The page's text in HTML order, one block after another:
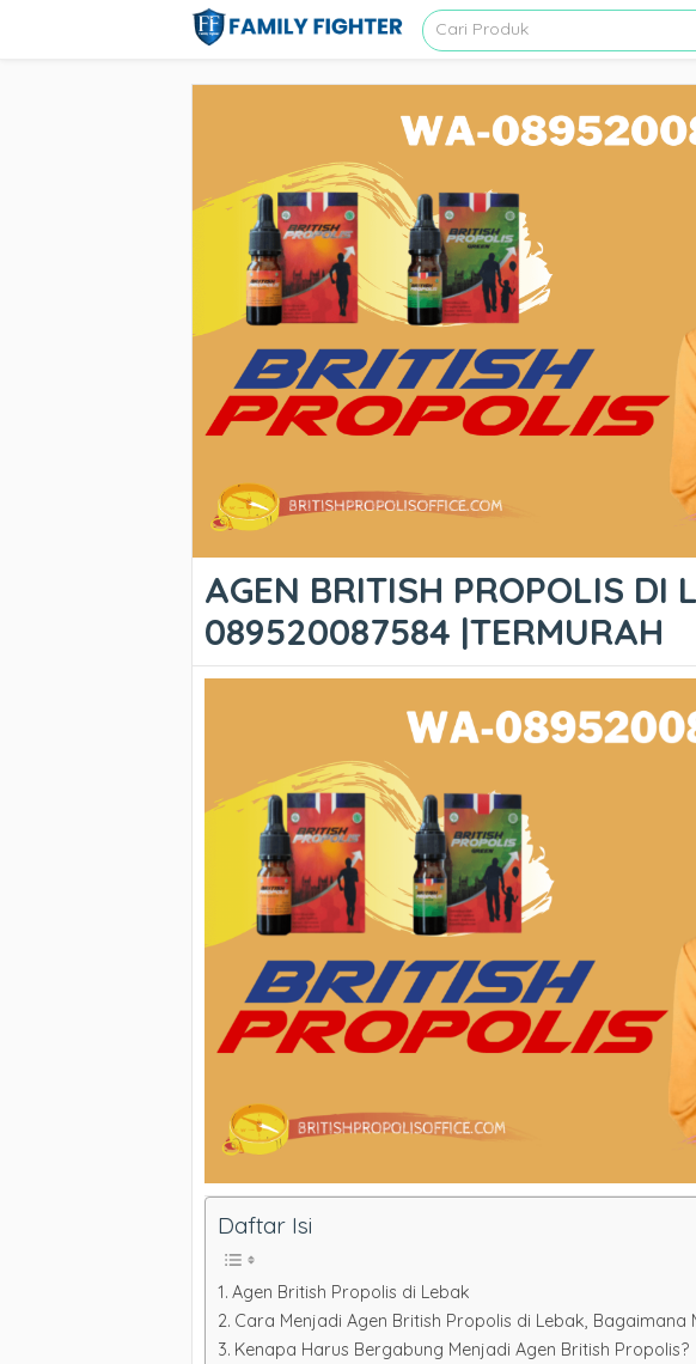
AGEN BRITISH PROPOLIS DI
089520087584 |TERMURAH
Daftar Isi
Agen British Propolis di Lebak
Cara Menjadi Agen British Propolis di Lebak, Bagaimana
Kenapa Harus Bergabung Menjadi Agen British Propolis?